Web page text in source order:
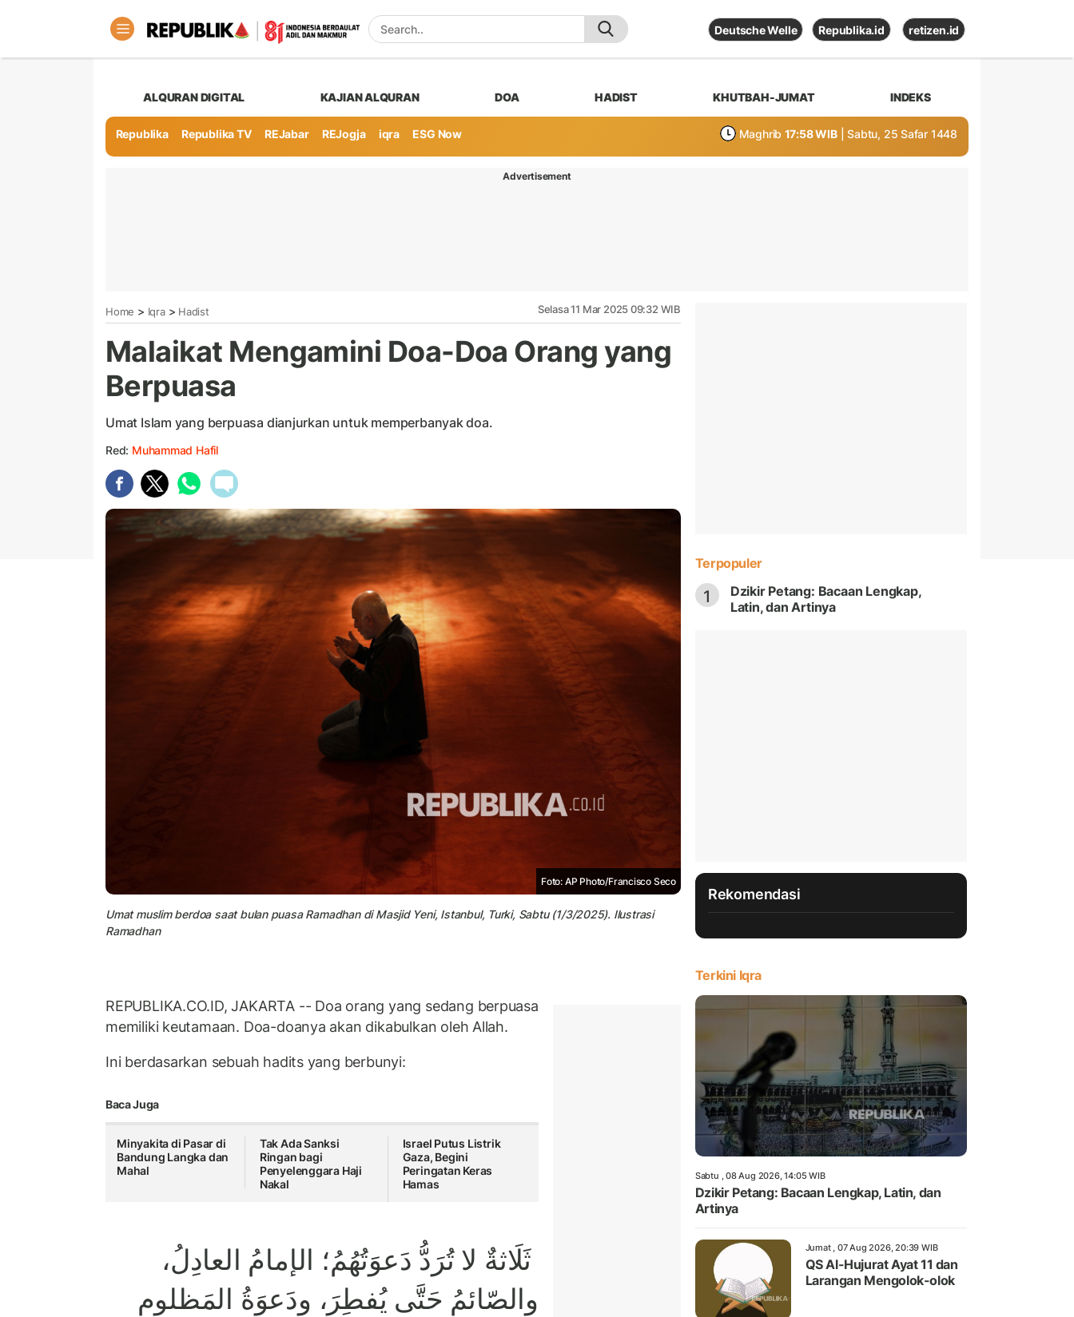
Deutsche Welle Republika.id retizen.id
ALQURAN DIGITAL KAJIAN ALQURAN DOA HADIST KHUTBAH-JUMAT INDEKS
Republika Republika TV REJabar REJogja iqra ESG Now Maghrib 17:58 WIB | Sabtu, 25 Safar 1448
Advertisement
Home > Iqra> Hadist Selasa 11 Mar 2025 09:32 WIB
Malaikat Mengamini Doa-Doa Orang yang
Berpuasa
Umat Islam yang berpuasa dianjurkan untuk memperbanyak doa.
Red: Muhammad Hafil
Foto: AP Photo/Francisco Seco
Umat muslim berdoa saat bulan puasa Ramadhan di Masjid Yeni, Istanbul, Turki, Sabtu (1/3/2025). Ilustrasi
Ramadhan
REPUBLIKA.CO.ID, JAKARTA -- Doa orang yang sedang berpuasa
memiliki keutamaan. Doa-doanya akan dikabulkan oleh Allah.
Ini berdasarkan sebuah hadits yang berbunyi:
Baca Juga
Minyakita di Pasar di
Bandung Langka dan
Mahal
Tak Ada Sanksi
Ringan bagi
Penyelenggara Haji
Nakal
Israel Putus Listrik
Gaza, Begini
Peringatan Keras
Hamas
ثَلَاثةٌ لا تُرَدُّ دَعوَتُهُمُ؛ الإمامُ العادِلُ،
والصّائمُ حَتَّى يُفطِرَ، ودَعوَةُ المَظلومِ
Terpopuler
1
Dzikir Petang: Bacaan Lengkap,
Latin, dan Artinya
Rekomendasi
Terkini Iqra
Sabtu , 08 Aug 2026, 14:05 WIB
Dzikir Petang: Bacaan Lengkap, Latin, dan
Artinya
Jumat , 07 Aug 2026, 20:39 WIB
QS Al-Hujurat Ayat 11 dan
Larangan Mengolok-olok